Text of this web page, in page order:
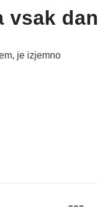
vsak dan
je izjemno